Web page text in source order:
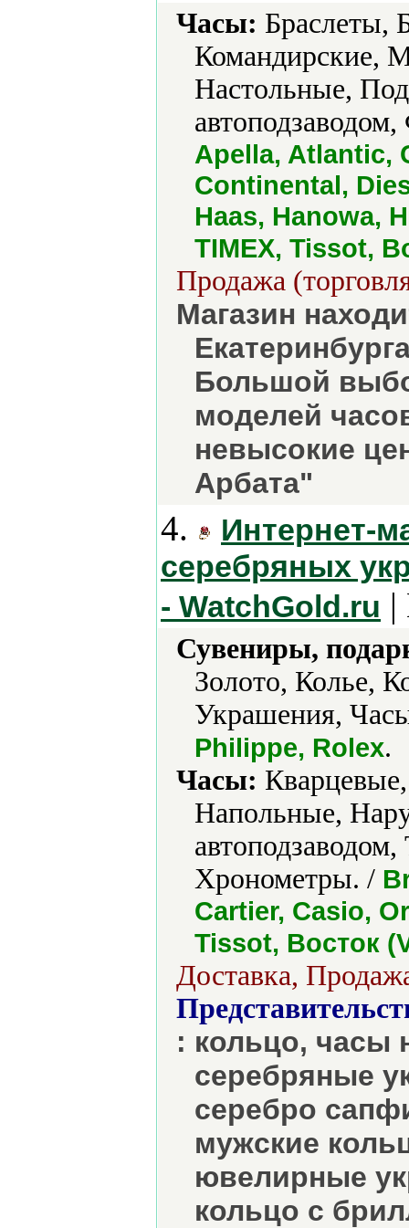
Часы: Браслеты,
Командирские,
Настольные,
Apella, Atlantic,
Continental,
Haas, Hanowa,
TIMEX, Tissot,
Продажа
Магазин
Большой
моделей
невысокие
Арбата"
4.
Интернет-
серебряных
- WatchGold.ru |
Сувениры,
Золото, Колье,
Украшения,
Philippe, Rolex.
Часы:
Напольные,
Хронометры. /
Cartier, Casio,
Tissot, Восток
Доставка,
: кольцо, часы
серебряные
серебро
мужские
ювелирные
кольцо с